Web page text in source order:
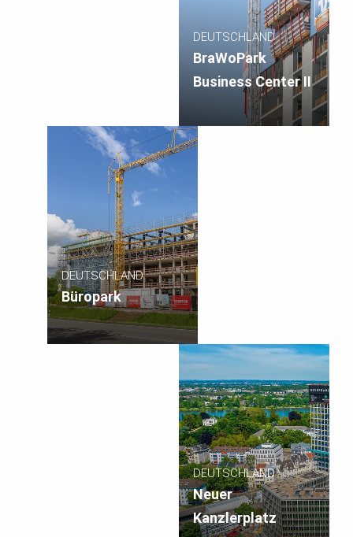
DEUTSCHLAND
BraWoPark
Business Center II
DEUTSCHLAND
Büropark
DEUTSCHLAND
Neuer
Kanzlerplatz